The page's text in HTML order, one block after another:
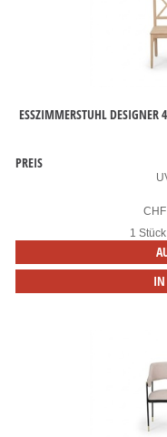
ESSZIMMERSTUHL DESIGNER
PREIS
CHF
1
IN